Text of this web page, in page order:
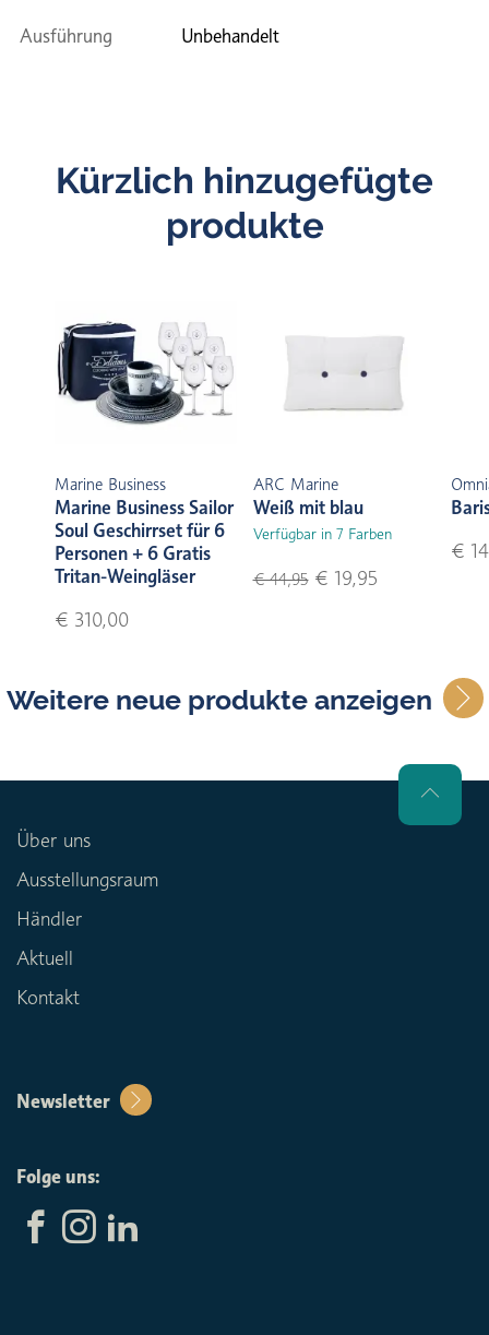
Ausführung Unbehandelt
Kürzlich hinzugefügte
produkte
Marine Business
Marine Business Sailor
Soul Geschirrset für 6
Personen + 6 Gratis
Tritan-Weingläser
€ 310,00
ARC Marine
Weiß mit blau
Verfügbar in 7 Farben
€ 44,95€ 19,95
€
Weitere neue produkte anzeigen
Über uns
Ausstellungsraum
Händler
Aktuell
Kontakt
Newsletter
Folge uns: